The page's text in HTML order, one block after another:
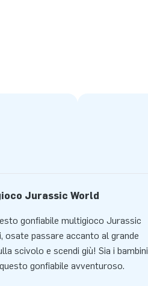
Jurassic World
gonfiabile multigioco Jurassic
osate passare accanto al grande
scivolo e scendi giù! Sia i bambini
gonfiabile avventuroso.